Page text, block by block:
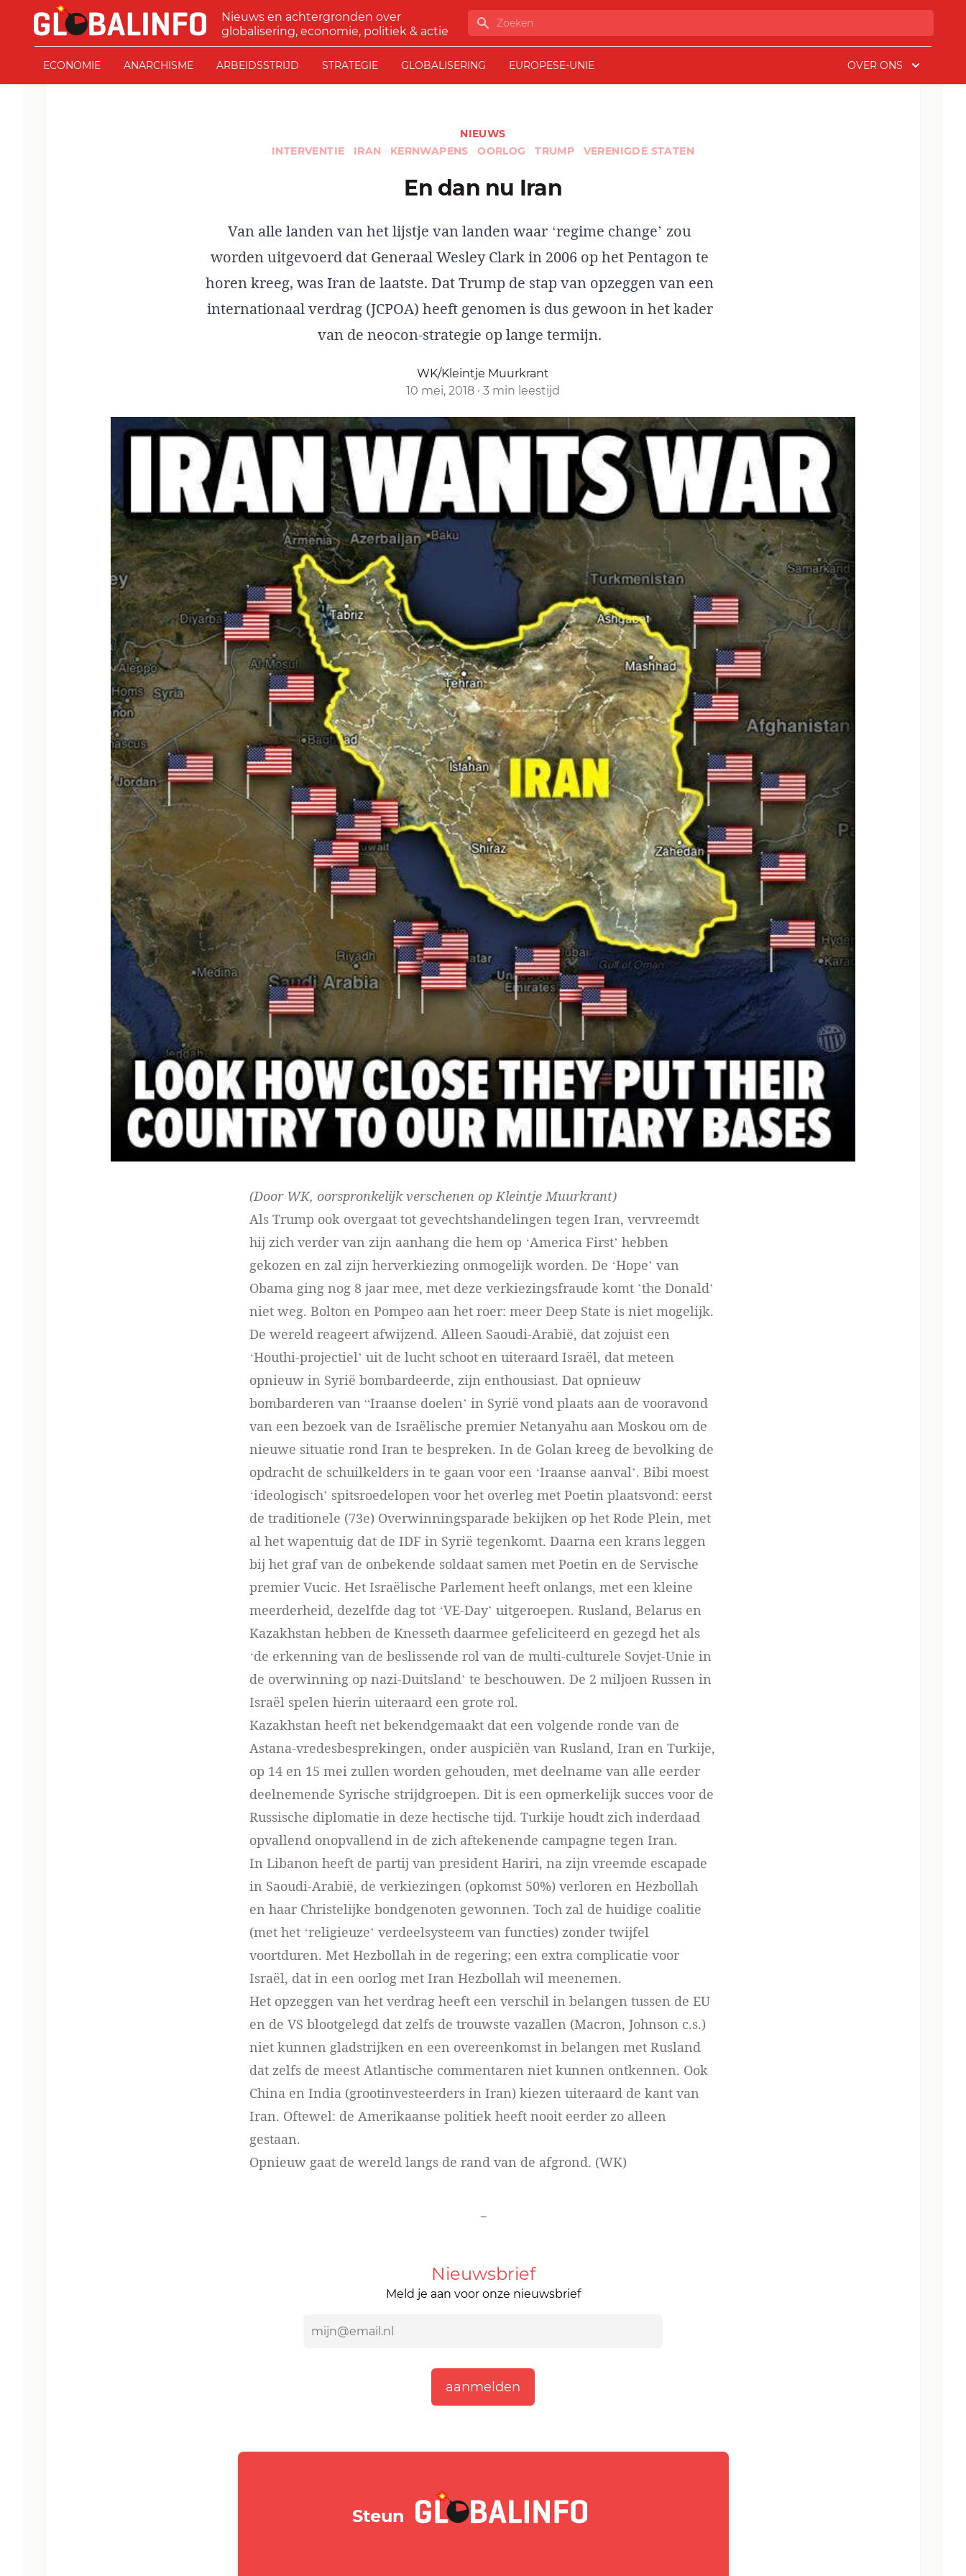
Ga naar de inhoud
GLOBALINFO
Nieuws en achtergronden over
globalisering, economie, politiek & actie
Zoeken
ECONOMIE ANARCHISME ARBEIDSSTRIJD STRATEGIE GLOBALISERING EUROPESE-UNIE OVER ONS
NIEUWS
INTERVENTIE
IRAN KERNWAPENS OORLOG TRUMP VERENIGDE STATEN
En dan nu Iran
Van alle landen van het lijstje van landen waar ‘regime change’ zou
worden uitgevoerd dat Generaal Wesley Clark in 2006 op het Pentagon te
horen kreeg, was Iran de laatste. Dat Trump de stap van opzeggen van een
internationaal verdrag (JCPOA) heeft genomen is dus gewoon in het kader
van de neocon-strategie op lange termijn.
WK/Kleintje Muurkrant
10 mei, 2018 · 3 min leestijd
(Door WK, oorspronkelijk verschenen opKleintje Muurkrant)
Als Trump ook overgaat tot gevechtshandelingen tegen Iran, vervreemdt
hij zich verder van zijn aanhang die hem op ‘America First’ hebben
gekozen en zal zijn herverkiezing onmogelijk worden. De ‘Hope’ van
Obama ging nog 8 jaar mee, met deze verkiezingsfraude komt ’the Donald’
niet weg. Bolton en Pompeo aan het roer: meer Deep State is niet mogelijk.
De wereld reageert afwijzend. Alleen Saoudi-Arabië, dat zojuist een
‘Houthi-projectiel’ uit de lucht schoot en uiteraard Israël, dat meteen
opnieuw in Syrië bombardeerde, zijn enthousiast. Dat opnieuw
bombarderen van “Iraanse doelen’ in Syrië vond plaats aan de vooravond
van een bezoek van de Israëlische premier Netanyahu aan Moskou om de
nieuwe situatie rond Iran te bespreken. In de Golan kreeg de bevolking de
opdracht de schuilkelders in te gaan voor een ‘Iraanse aanval’. Bibi moest
‘ideologisch’ spitsroedelopen voor het overleg met Poetin plaatsvond: eerst
de traditionele (73e) Overwinningsparade bekijken op het Rode Plein, met
al het wapentuig dat de IDF in Syrië tegenkomt. Daarna een krans leggen
bij het graf van de onbekende soldaat samen met Poetin en de Servische
premier Vucic. Het Israëlische Parlement heeft onlangs, met een kleine
meerderheid, dezelfde dag tot ‘VE-Day’ uitgeroepen. Rusland, Belarus en
Kazakhstan hebben de Knesseth daarmee gefeliciteerd en gezegd het als
‘de erkenning van de beslissende rol van de multi-culturele Sovjet-Unie in
de overwinning op nazi-Duitsland’ te beschouwen. De 2 miljoen Russen in
Israël spelen hierin uiteraard een grote rol.
Kazakhstan heeft net bekendgemaakt dat een volgende ronde van de
Astana-vredesbesprekingen, onder auspiciën van Rusland, Iran en Turkije,
op 14 en 15 mei zullen worden gehouden, met deelname van alle eerder
deelnemende Syrische strijdgroepen. Dit is een opmerkelijk succes voor de
Russische diplomatie in deze hectische tijd. Turkije houdt zich inderdaad
opvallend onopvallend in de zich aftekenende campagne tegen Iran.
In Libanon heeft de partij van president Hariri, na zijn vreemde escapade
in Saoudi-Arabië, de verkiezingen (opkomst 50%) verloren en Hezbollah
en haar Christelijke bondgenoten gewonnen. Toch zal de huidige coalitie
(met het ‘religieuze’ verdeelsysteem van functies) zonder twijfel
voortduren. Met Hezbollah in de regering; een extra complicatie voor
Israël, dat in een oorlog met Iran Hezbollah wil meenemen.
Het opzeggen van het verdrag heeft een verschil in belangen tussen de EU
en de VS blootgelegd dat zelfs de trouwste vazallen (Macron, Johnson c.s.)
niet kunnen gladstrijken en een overeenkomst in belangen met Rusland
dat zelfs de meest Atlantische commentaren niet kunnen ontkennen. Ook
China en India (grootinvesteerders in Iran) kiezen uiteraard de kant van
Iran. Oftewel: de Amerikaanse politiek heeft nooit eerder zo alleen
gestaan.
Opnieuw gaat de wereld langs de rand van de afgrond. (WK)
-
Nieuwsbrief
Meld je aan voor onze nieuwsbrief
Steun GLOBALINFO.nl